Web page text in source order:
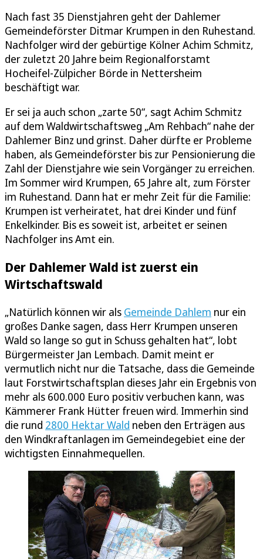
Nach fast 35 Dienstjahren geht der Dahlemer
Gemeindeförster Ditmar Krumpen in den Ruhestand.
Nachfolger wird der gebürtige Kölner Achim Schmitz,
der zuletzt 20 Jahre beim Regionalforstamt
Hocheifel-Zülpicher Börde in Nettersheim
beschäftigt war.
Er sei ja auch schon „zarte 50“, sagt Achim Schmitz
auf dem Waldwirtschaftsweg „Am Rehbach“ nahe der
Dahlemer Binz und grinst. Daher dürfte er Probleme
haben, als Gemeindeförster bis zur Pensionierung die
Zahl der Dienstjahre wie sein Vorgänger zu erreichen.
Im Sommer wird Krumpen, 65 Jahre alt, zum Förster
im Ruhestand. Dann hat er mehr Zeit für die Familie:
Krumpen ist verheiratet, hat drei Kinder und fünf
Enkelkinder. Bis es soweit ist, arbeitet er seinen
Nachfolger ins Amt ein.
Der Dahlemer Wald ist zuerst ein
Wirtschaftswald
„Natürlich können wir als Gemeinde Dahlem nur ein
großes Danke sagen, dass Herr Krumpen unseren
Wald so lange so gut in Schuss gehalten hat“, lobt
Bürgermeister Jan Lembach. Damit meint er
vermutlich nicht nur die Tatsache, dass die Gemeinde
laut Forstwirtschaftsplan dieses Jahr ein Ergebnis von
mehr als 600.000 Euro positiv verbuchen kann, was
Kämmerer Frank Hütter freuen wird. Immerhin sind
die rund 2800 Hektar Wald neben den Erträgen aus
den Windkraftanlagen im Gemeindegebiet eine der
wichtigsten Einnahmequellen.